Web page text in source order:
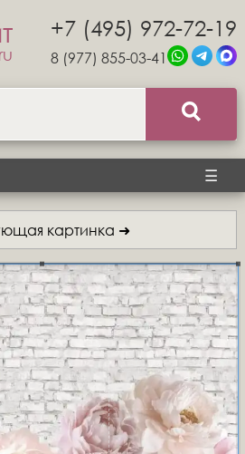
+7 (495) 972-72-19
8 (977) 855-03-41
☰
картинка ➜